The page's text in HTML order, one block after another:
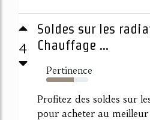
4
Soldes sur les
Chauffage ...
Pertinence
66%
Profitez des soldes sur
pour acheter au